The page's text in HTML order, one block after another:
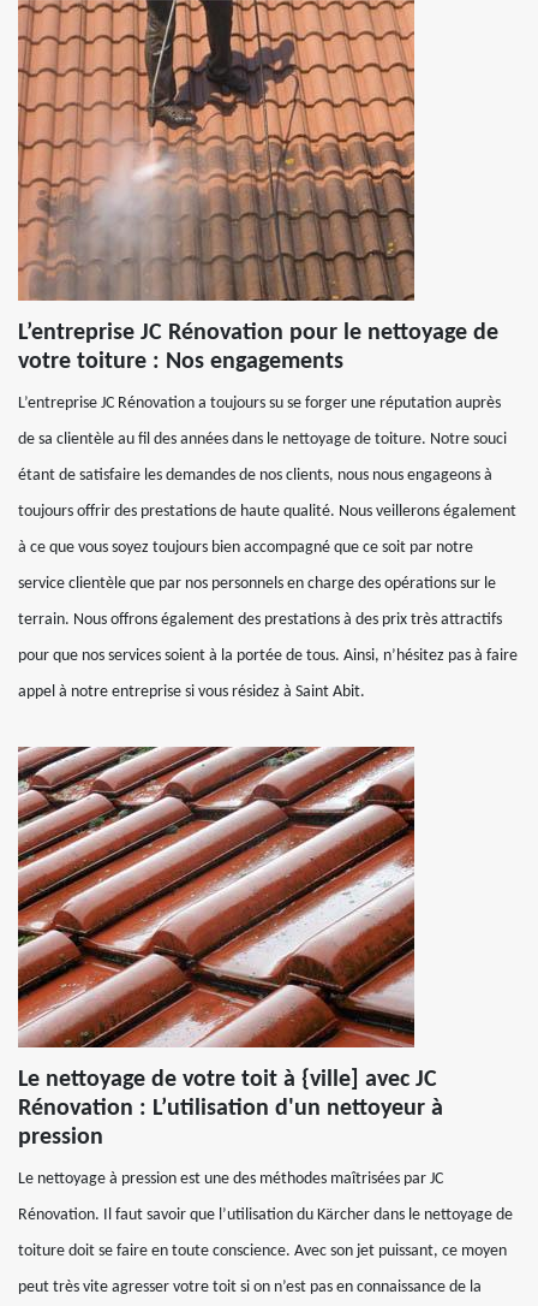
L’entreprise JC Rénovation pour le nettoyage de
votre toiture : Nos engagements
L’entreprise JC Rénovation a toujours su se forger une réputation auprès
de sa clientèle au fil des années dans le nettoyage de toiture. Notre souci
étant de satisfaire les demandes de nos clients, nous nous engageons à
toujours offrir des prestations de haute qualité. Nous veillerons également
à ce que vous soyez toujours bien accompagné que ce soit par notre
service clientèle que par nos personnels en charge des opérations sur le
terrain. Nous offrons également des prestations à des prix très attractifs
pour que nos services soient à la portée de tous. Ainsi, n’hésitez pas à faire
appel à notre entreprise si vous résidez à Saint Abit.
Le nettoyage de votre toit à {ville] avec JC
Rénovation : L’utilisation d'un nettoyeur à
pression
Le nettoyage à pression est une des méthodes maîtrisées par JC
Rénovation. Il faut savoir que l’utilisation du Kärcher dans le nettoyage de
toiture doit se faire en toute conscience. Avec son jet puissant, ce moyen
peut très vite agresser votre toit si on n’est pas en connaissance de la